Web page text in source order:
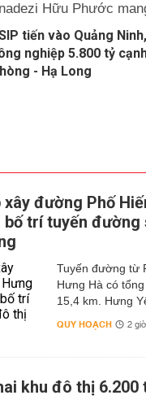
Hữu Phước
tiến vào Quảng
nghiệp 5.800 tỷ
- Hạ Long
xây đường Phố
bố trí tuyến
Tuyến đường từ
Hưng Hà có
15,4 km. Hưng
QUY HOẠCH 2
khu đô thị 6.200